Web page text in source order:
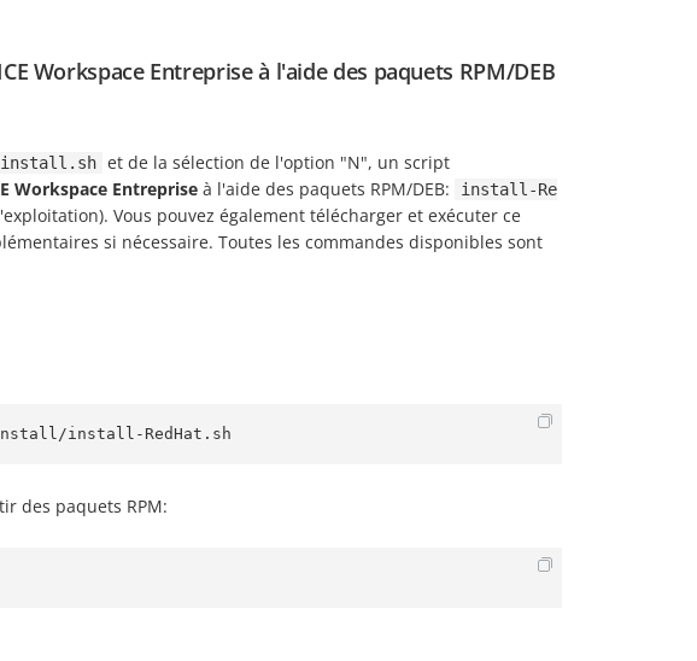
Workspace Entreprise à l'aide des paquets RPM/DEB
install.sh et de la sélection de l'option "N", un script
Workspace Entreprise à l'aide des paquets RPM/DEB:
install-Re
Vous pouvez également télécharger et exécuter ce
si nécessaire. Toutes les commandes disponibles sont
install-RedHat.sh
des paquets RPM: